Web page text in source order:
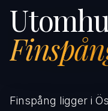
Finspång ligger i